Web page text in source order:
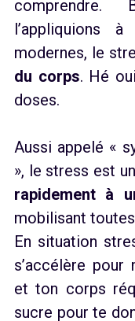
comprendre.
l’appliquions
modernes, le
du corps. Hé
doses.
Aussi appelé «
», le stress est
rapidement à
mobilisant
En situation
s’accélère
et ton corps
sucre pour te